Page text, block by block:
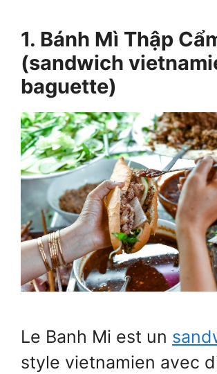
1. Bánh Mì Thập
(sandwich
baguette)
Le Banh Mi est un
style vietnamien avec